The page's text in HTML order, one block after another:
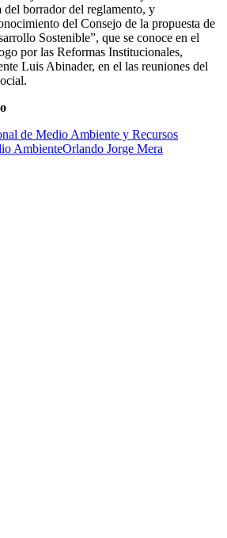
del borrador del reglamento, y
del Consejo de la propuesta de
Sostenible”, que se conoce en el
por las Reformas Institucionales,
Luis Abinader, en el las reuniones del
de Medio Ambiente y Recursos
AmbienteOrlando Jorge Mera